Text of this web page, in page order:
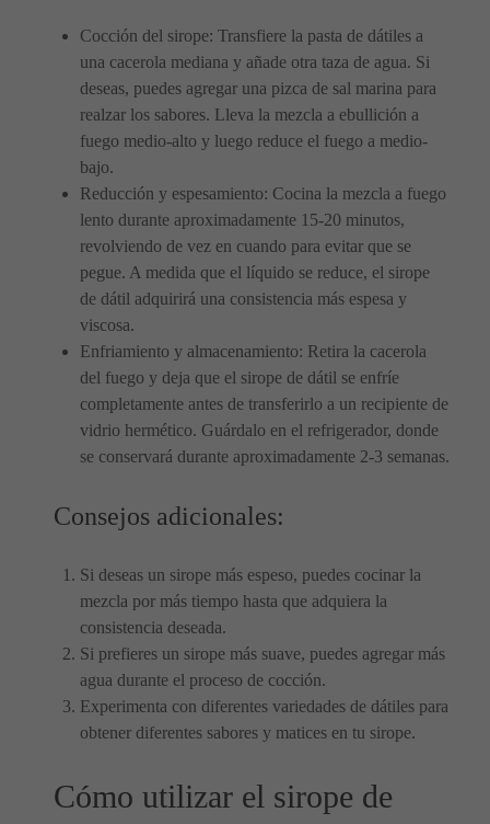
Cocción del sirope: Transfiere la pasta de dátiles a
una cacerola mediana y añade otra taza de agua. Si
deseas, puedes agregar una pizca de sal marina para
realzar los sabores. Lleva la mezcla a ebullición a
fuego medio-alto y luego reduce el fuego a medio-
bajo.
Reducción y espesamiento: Cocina la mezcla a fuego
lento durante aproximadamente 15-20 minutos,
revolviendo de vez en cuando para evitar que se
pegue. A medida que el líquido se reduce, el sirope
de dátil adquirirá una consistencia más espesa y
viscosa.
Enfriamiento y almacenamiento: Retira la cacerola
del fuego y deja que el sirope de dátil se enfríe
completamente antes de transferirlo a un recipiente de
vidrio hermético. Guárdalo en el refrigerador, donde
se conservará durante aproximadamente 2-3 semanas.
Consejos adicionales:
Si deseas un sirope más espeso, puedes cocinar la
mezcla por más tiempo hasta que adquiera la
consistencia deseada.
Si prefieres un sirope más suave, puedes agregar más
agua durante el proceso de cocción.
Experimenta con diferentes variedades de dátiles para
obtener diferentes sabores y matices en tu sirope.
Cómo utilizar el sirope de